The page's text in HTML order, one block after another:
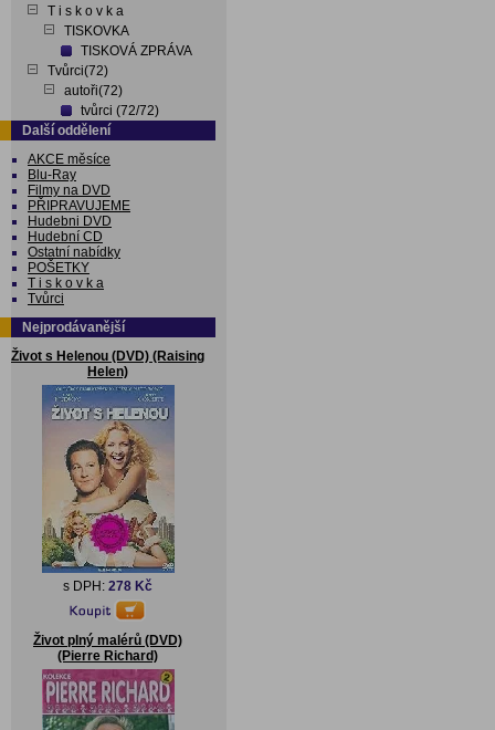
T i s k o v k a
TISKOVKA
TISKOVÁ ZPRÁVA
Tvůrci(72)
autoři(72)
tvůrci (72/72)
Další oddělení
AKCE měsíce
Blu-Ray
Filmy na DVD
PŘIPRAVUJEME
Hudebni DVD
Hudební CD
Ostatní nabídky
POŠETKY
T i s k o v k a
Tvůrci
Nejprodávanější
Život s Helenou (DVD) (Raising
Helen)
s DPH: 278 Kč
Život plný malérů (DVD)
(Pierre Richard)